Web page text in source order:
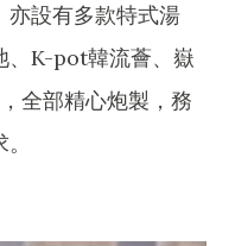
亦設有多款特式湯
、K-pot韓流薈、嶽
全部精心炮製，務